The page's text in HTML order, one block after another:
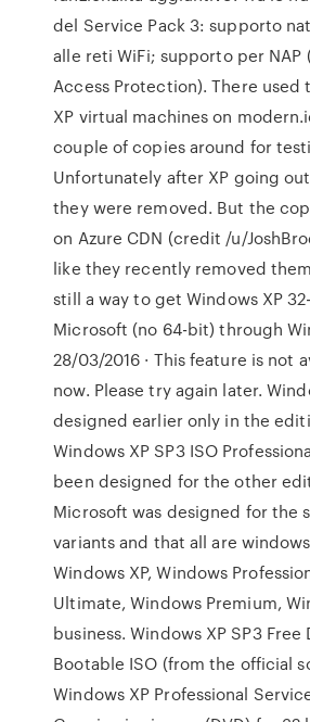
del Service Pack 3: supporto
alle reti WiFi; supporto per NAP
Access Protection). There used
XP virtual machines on
couple of copies around for
Unfortunately after XP going
they were removed. But the
on Azure CDN (credit /u/
like they recently removed
still a way to get Windows XP
Microsoft (no 64-bit) through
28/03/2016 · This feature is not
now. Please try again later.
designed earlier only in the
Windows XP SP3 ISO
been designed for the other
Microsoft was designed for the
variants and that all are windows
Windows XP, Windows
Ultimate, Windows Premium,
business. Windows XP SP3 Free
Bootable ISO (from the official
Windows XP Professional